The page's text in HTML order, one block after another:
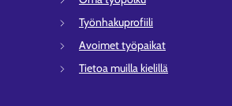
Työnhakuprofiili
Avoimet työpaikat
Tietoa muilla kielillä